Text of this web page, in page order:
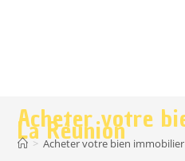
Acheter votre
La Réunion
> Acheter votre bien immobilier